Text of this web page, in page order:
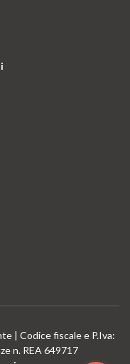
| Codice fiscale e P.Iva:
n. REA 649717